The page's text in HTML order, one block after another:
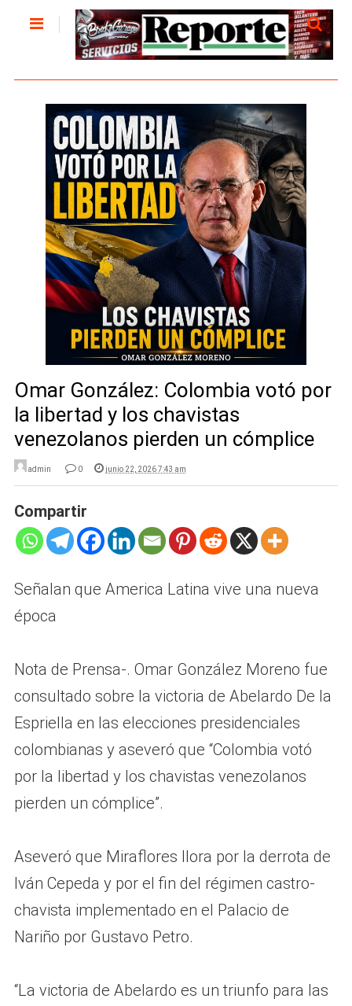
Omar González: Colombia votó por
la libertad y los chavistas
venezolanos pierden un cómplice
admin 0 junio 22, 2026 7:43 am
Compartir
Señalan que America Latina vive una nueva
época
Nota de Prensa-. Omar González Moreno fue
consultado sobre la victoria de Abelardo De la
Espriella en las elecciones presidenciales
colombianas y aseveró que “Colombia votó
por la libertad y los chavistas venezolanos
pierden un cómplice”.
Aseveró que Miraflores llora por la derrota de
Iván Cepeda y por el fin del régimen castro-
chavista implementado en el Palacio de
Nariño por Gustavo Petro.
“La victoria de Abelardo es un triunfo para las